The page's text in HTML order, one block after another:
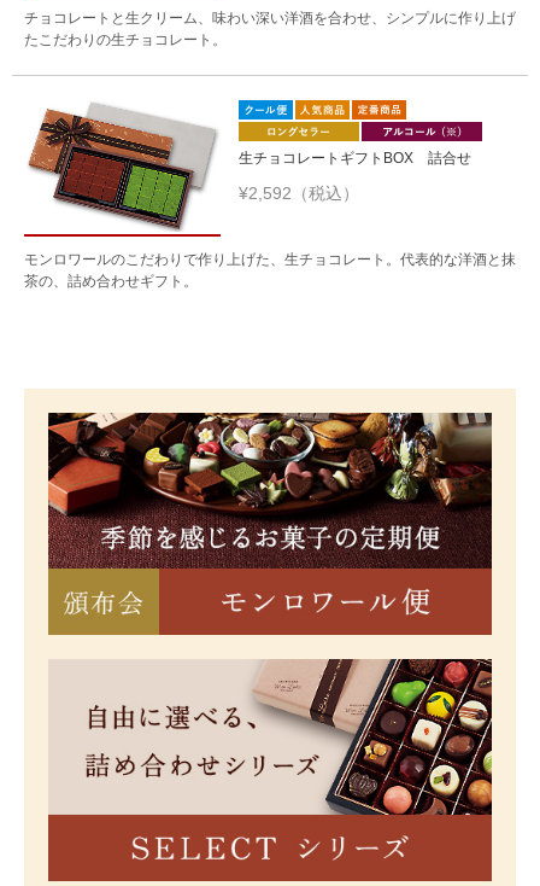
チョコレートと生クリーム、味わい深い洋酒を合わせ、シンプルに作り上げ
たこだわりの生チョコレート。
生チョコレートギフトBOX 詰合せ
¥2,592（税込）
モンロワールのこだわりで作り上げた、生チョコレート。代表的な洋酒と抹
茶の、詰め合わせギフト。